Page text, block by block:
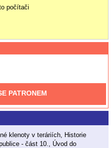
počítači
PATRONEM
klenoty v teráriích, Historie
- část 10., Úvod do